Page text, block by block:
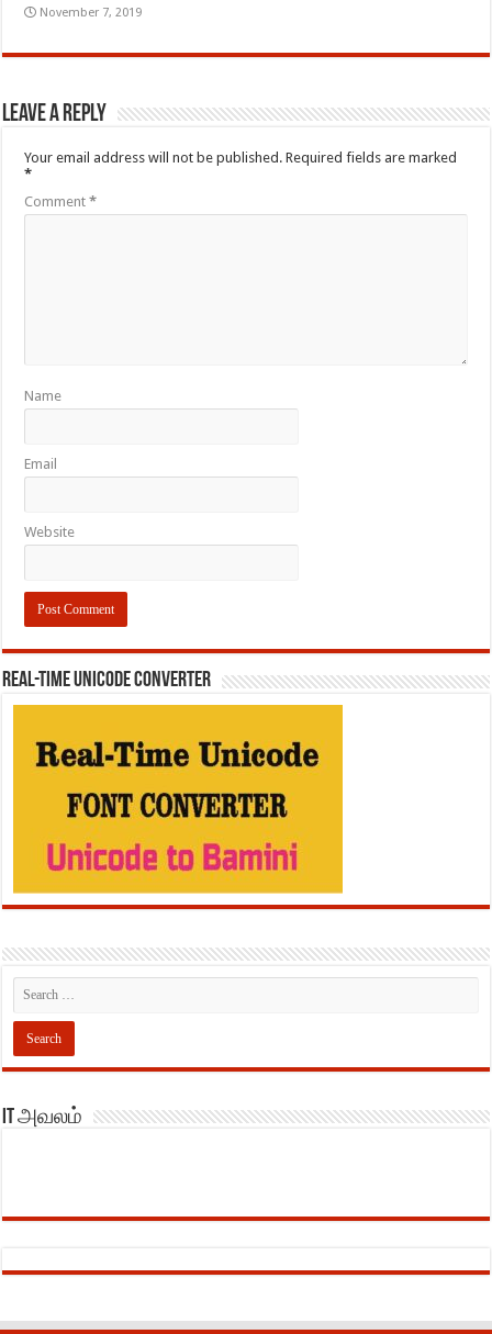
November 7, 2019
Leave a Reply
Your email address will not be published. Required fields are marked
*
Comment*
Name
Email
Website
REAL-TIME UNICODE CONVERTER
IT அவலம்